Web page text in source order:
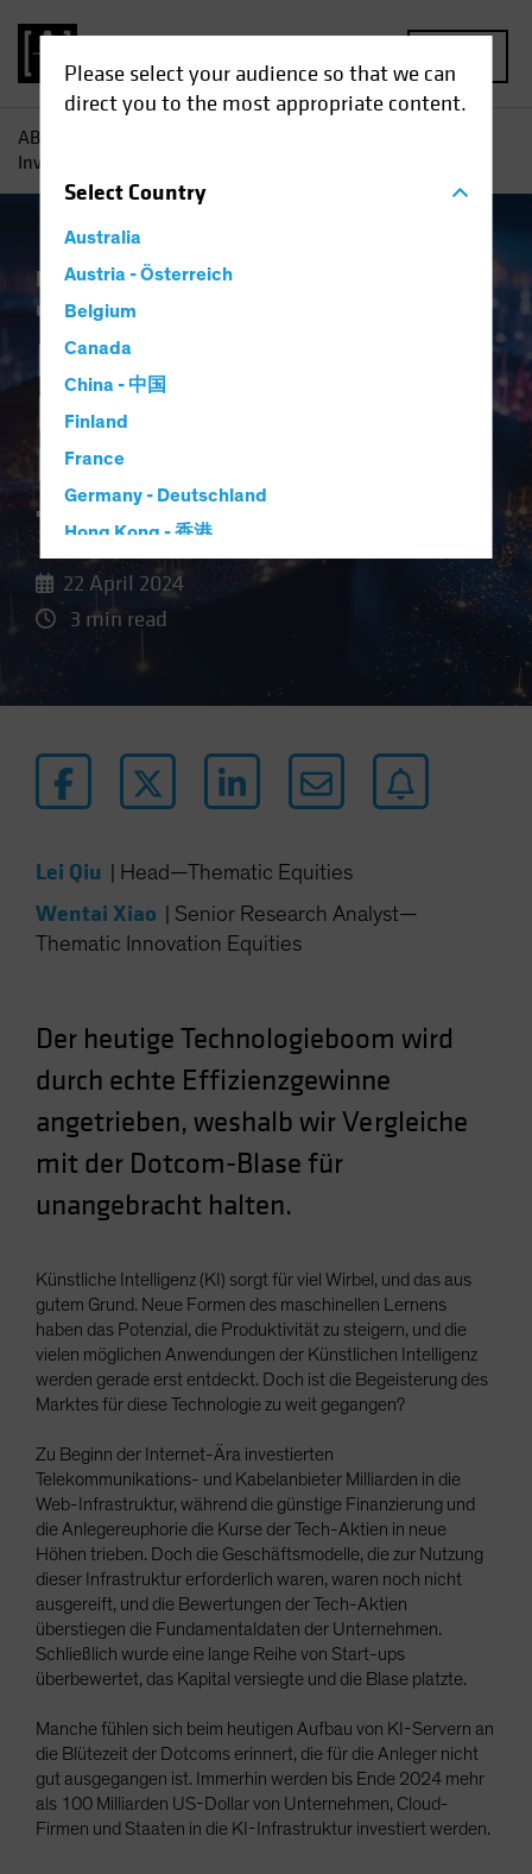
Please select your audience so that we can
direct you to the most appropriate content.
SelectCountry
Australia
Austria - Österreich
Belgium
Canada
China - 中国
Finland
France
Germany - Deutschland
Hong Kong - 香港
Luxembourg and Other EMEA
Netherlands
Norway
Poland
South Korea - 대한민국
Spain
Sweden
Switzerland
Taiwan - 台灣
United States (US Citizens)
US (Non-US Citizens/NRC)
AB
Investitionsboom ist keine Dotcom-Pleite für Anleger
Künstliche Intelligenz (KI)
und Innovation
KI-getriebener
Investitionsboom ist
keine Dotcom-Pleite
für Anleger
22 April 2024
3 min read
Lei Qiu Head—Thematic Equities
Wentai Xiao
Senior Research Analyst—
Thematic Innovation Equities
Der heutige Technologieboom wird
durch echte Effizienzgewinne
angetrieben, weshalb wir Vergleiche
mit der Dotcom-Blase für
unangebracht halten.
Künstliche Intelligenz (KI) sorgt für viel Wirbel, und das aus
gutem Grund. Neue Formen des maschinellen Lernens
haben das Potenzial, die Produktivität zu steigern, und die
vielen möglichen Anwendungen der Künstlichen Intelligenz
werden gerade erst entdeckt. Doch ist die Begeisterung des
Marktes für diese Technologie zu weit gegangen?
Zu Beginn der Internet-Ära investierten
Telekommunikations- und Kabelanbieter Milliarden in die
Web-Infrastruktur, während die günstige Finanzierung und
die Anlegereuphorie die Kurse der Tech-Aktien in neue
Höhen trieben. Doch die Geschäftsmodelle, die zur Nutzung
dieser Infrastruktur erforderlich waren, waren noch nicht
ausgereift, und die Bewertungen der Tech-Aktien
überstiegen die Fundamentaldaten der Unternehmen.
Schließlich wurde eine lange Reihe von Start-ups
überbewertet, das Kapital versiegte und die Blase platzte.
Manche fühlen sich beim heutigen Aufbau von KI-Servern an
die Blütezeit der Dotcoms erinnert, die für die Anleger nicht
gut ausgegangen ist. Immerhin werden bis Ende 2024 mehr
als 100 Milliarden US-Dollar von Unternehmen, Cloud-
Firmen und Staaten in die KI-Infrastruktur investiert werden.